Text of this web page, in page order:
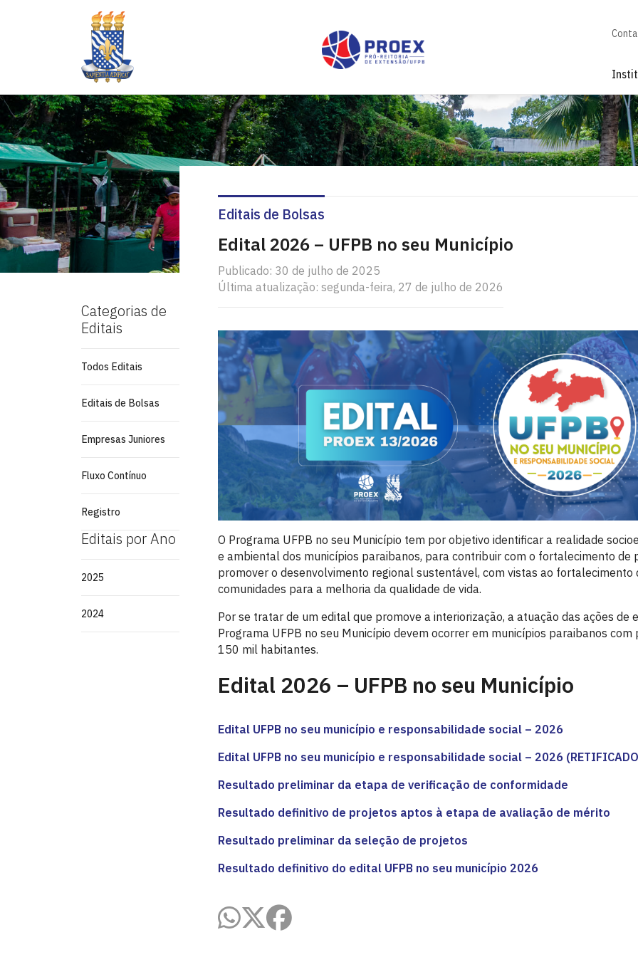
Categorias de
Editais
Todos Editais
Editais de Bolsas
Empresas Juniores
Fluxo Contínuo
Registro
Editais por Ano
2025
2024
Editais de Bolsas
Edital 2026 – UFPB no seu Município
Publicado: 30 de julho de 2025
Última atualização: segunda-feira, 27 de julho de 2026
O Programa UFPB no seu Município tem por objetivo identificar a realidade
e ambiental dos municípios paraibanos, para contribuir com o fortalecimento de
promover o desenvolvimento regional sustentável, com vistas ao fortalecimento
comunidades para a melhoria da qualidade de vida.
Por se tratar de um edital que promove a interiorização, a atuação das ações de
Programa UFPB no seu Município devem ocorrer em municípios paraibanos
150 mil habitantes.
Edital 2026 – UFPB no seu Município
Edital UFPB no seu município e responsabilidade social – 2026
Edital UFPB no seu município e responsabilidade social – 2026
Resultado preliminar da etapa de verificação de conformidade
Resultado definitivo de projetos aptos à etapa de avaliação de mérito
Resultado preliminar da seleção de projetos
Resultado definitivo do edital UFPB no seu município 2026